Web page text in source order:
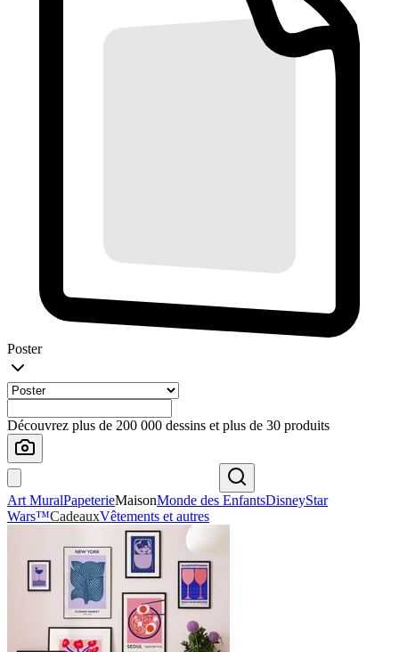
Poster
Découvrez plus de 200 000 dessins et plus de 30 produits
Art MuralPapeterieMaisonMonde des EnfantsDisneyStar
Wars™CadeauxVêtements et autres